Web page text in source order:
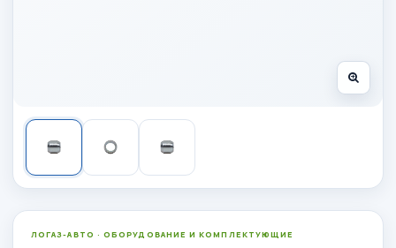
ЛОГАЗ-АВТО · ОБОРУДОВАНИЕ И КОМПЛЕКТУЮЩИЕ